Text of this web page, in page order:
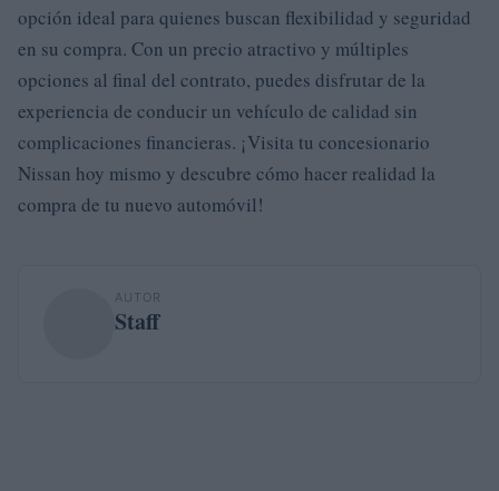
opción ideal para quienes buscan flexibilidad y seguridad
en su compra. Con un precio atractivo y múltiples
opciones al final del contrato, puedes disfrutar de la
experiencia de conducir un vehículo de calidad sin
complicaciones financieras. ¡Visita tu concesionario
Nissan hoy mismo y descubre cómo hacer realidad la
compra de tu nuevo automóvil!
AUTOR
Staff